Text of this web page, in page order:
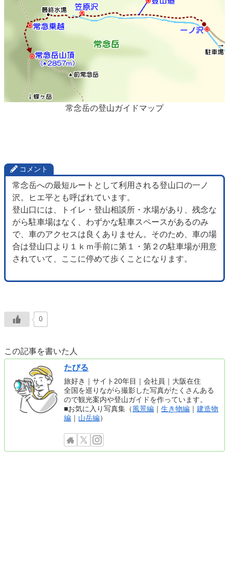
常念岳の登山ガイドマップ
コメント
常念岳への最短ルートとして利用される登山口の一ノ
沢。ヒエ平とも呼ばれています。
登山口には、トイレ・登山相談所・水場があり、残念な
がら駐車場はなく、わずかな駐車スペースがあるのみ
で、車のアクセスは良くありません。そのため、車の場
合は登山口より１ｋｍ手前に第１・第２の駐車場が用意
されていて、ここに停めて歩くことになります。
0
この記事を書いた人
たびる
旅好き｜サイト20年目｜会社員｜大阪在住
全国を巡りながら撮影した写真がたくさんある
ので観光案内や登山ガイドを作っています。
■お気に入り写真集（ 風景編 ｜生き物編 ｜建造物
編 ｜ 山岳編）